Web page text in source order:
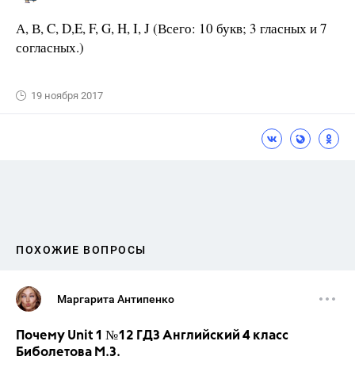
А, В, C, D,E, F, G, H, I, J (Всего: 10 букв; 3 гласных и 7
согласных.)
19 ноября 2017
ПОХОЖИЕ ВОПРОСЫ
Маргарита Антипенко
Почему Unit 1 №12 ГДЗ Английский 4 класс
Биболетова М.З.